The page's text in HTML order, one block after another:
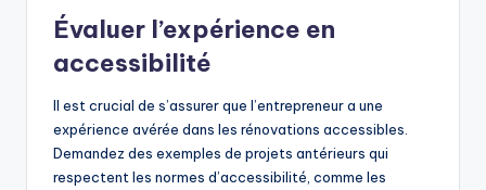
Évaluer l’expérience en
accessibilité
Il est crucial de s’assurer que l’entrepreneur a une
expérience avérée dans les rénovations accessibles.
Demandez des exemples de projets antérieurs qui
respectent les normes d’accessibilité, comme les